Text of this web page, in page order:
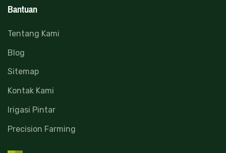
Bantuan
Tentang Kami
Blog
Sitemap
Kontak Kami
Irigasi Pintar
Precision Farming